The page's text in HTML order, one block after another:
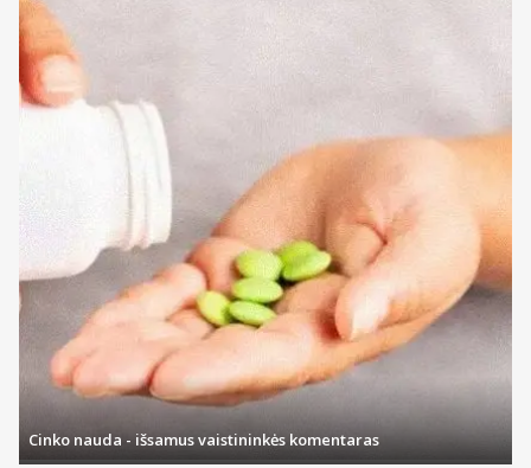
Cinko nauda - išsamus vaistininkės komentaras